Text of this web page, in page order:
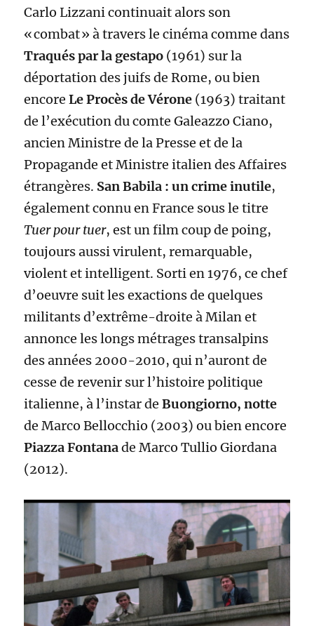
Carlo Lizzani continuait alors son
« combat » à travers le cinéma comme dans
Traqués par la gestapo (1961) sur la
déportation des juifs de Rome, ou bien
encoreLe Procès de Vérone (1963) traitant
de l’exécution du comte Galeazzo Ciano,
ancien Ministre de la Presse et de la
Propagande et Ministre italien des Affaires
étrangères. San Babila : un crime inutile,
également connu en France sous le titre
Tuer pour tuer, est un film coup de poing,
toujours aussi virulent, remarquable,
violent et intelligent. Sorti en 1976, ce chef
d’oeuvre suit les exactions de quelques
militants d’extrême-droite à Milan et
annonce les longs métrages transalpins
des années 2000-2010, qui n’auront de
cesse de revenir sur l’histoire politique
italienne, à l’instar deBuongiorno, notte
de Marco Bellocchio (2003) ou bien encore
Piazza Fontanade Marco Tullio Giordana
(2012).